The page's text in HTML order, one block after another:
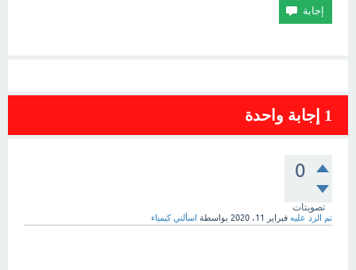
1 إجابة واحدة
0
تصويتات
تم الرد عليه فبراير 11، 2020 بواسطة اسألني كيمياء